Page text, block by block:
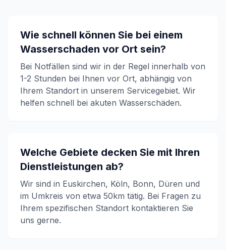
Wie schnell können Sie bei einem
Wasserschaden vor Ort sein?
Bei Notfällen sind wir in der Regel innerhalb von
1-2 Stunden bei Ihnen vor Ort, abhängig von
Ihrem Standort in unserem Servicegebiet. Wir
helfen schnell bei akuten Wasserschäden.
Welche Gebiete decken Sie mit Ihren
Dienstleistungen ab?
Wir sind in Euskirchen, Köln, Bonn, Düren und
im Umkreis von etwa 50km tätig. Bei Fragen zu
Ihrem spezifischen Standort kontaktieren Sie
uns gerne.